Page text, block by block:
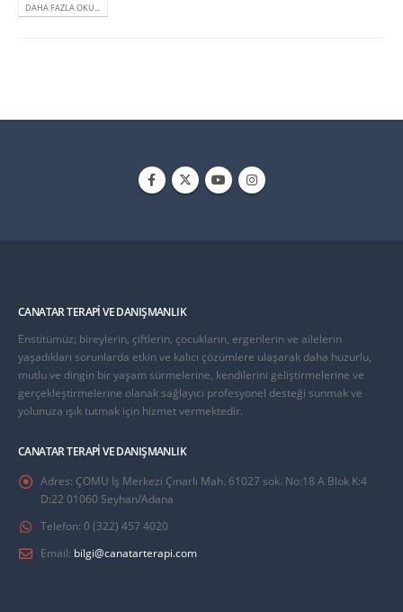
DAHA FAZLA OKU...
CANATAR TERAPI VE DANIŞMANLIK
Enstitümüz; bireylerin, çiftlerin, çocukların, ergenlerin ve ailelerin
yaşadıkları sorunlarda etkin ve kalıcı çözümlere ulaşarak daha huzurlu,
mutlu ve dingin bir yaşam sürmelerine, kendilerini geliştirmelerine ve
gerçekleştirmelerine olanak sağlayıcı profesyonel desteği sunmak ve
yolunuza ışık tutmak için hizmet vermektedir.
CANATAR TERAPI VE DANIŞMANLIK
Adres: ÇOMU İş Merkezi Çınarlı Mah. 61027 sok. No:18 A Blok K:4
D:22 01060 Seyhan/Adana
Telefon: 0 (322) 457 4020
Email: bilgi@canatarterapi.com